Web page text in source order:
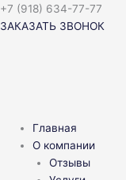
Перейти
к
+7 (918) 634-77-77
ЗАКАЗАТЬ ЗВОНОК
Главная
О компании
Отзывы